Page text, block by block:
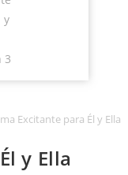
Excitante para Él y Ella
y Ella